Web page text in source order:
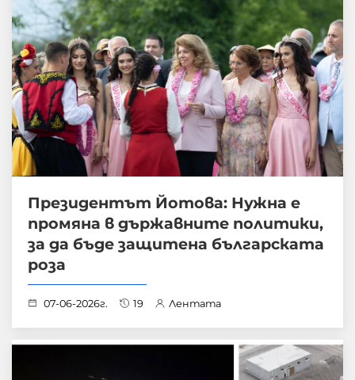
Президентът Йотова: Нужна е
промяна в държавните политики,
за да бъде защитена българската
роза
07-06-2026г. 19 Лентата